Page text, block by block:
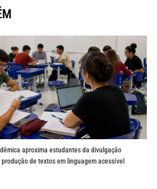
aproxima estudantes da divulgação
de textos em linguagem acessível